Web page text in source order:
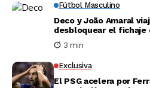
Fútbol Masculino
Deco y João Amaral
desbloquear el fichaje
3 min
Exclusiva
El PSG acelera por